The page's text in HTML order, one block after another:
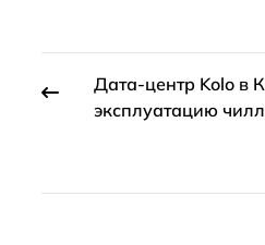
Дата-центр Kolo в
эксплуатацию